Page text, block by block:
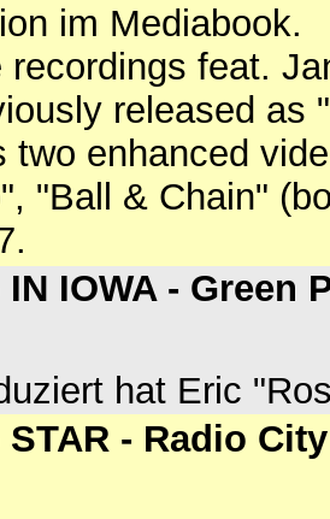
im Mediabook.
recordings feat.
released as
two enhanced
"Ball & Chain"
IN IOWA - Green
hat Eric
STAR - Radio City